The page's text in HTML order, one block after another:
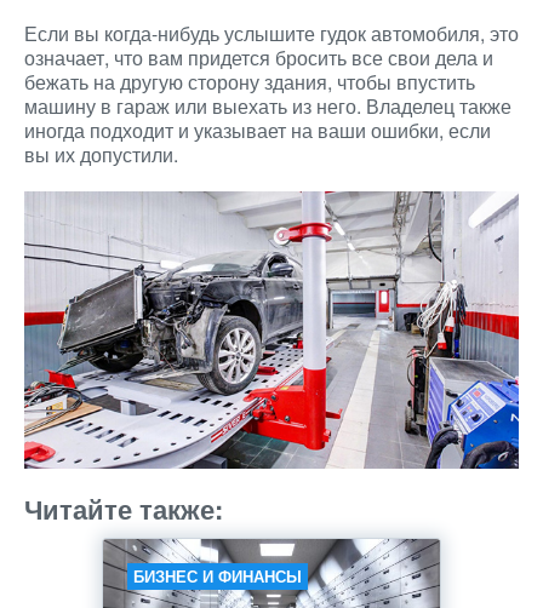
Если вы когда-нибудь услышите гудок автомобиля, это
означает, что вам придется бросить все свои дела и
бежать на другую сторону здания, чтобы впустить
машину в гараж или выехать из него. Владелец также
иногда подходит и указывает на ваши ошибки, если
вы их допустили.
Читайте также:
БИЗНЕС И ФИНАНСЫ